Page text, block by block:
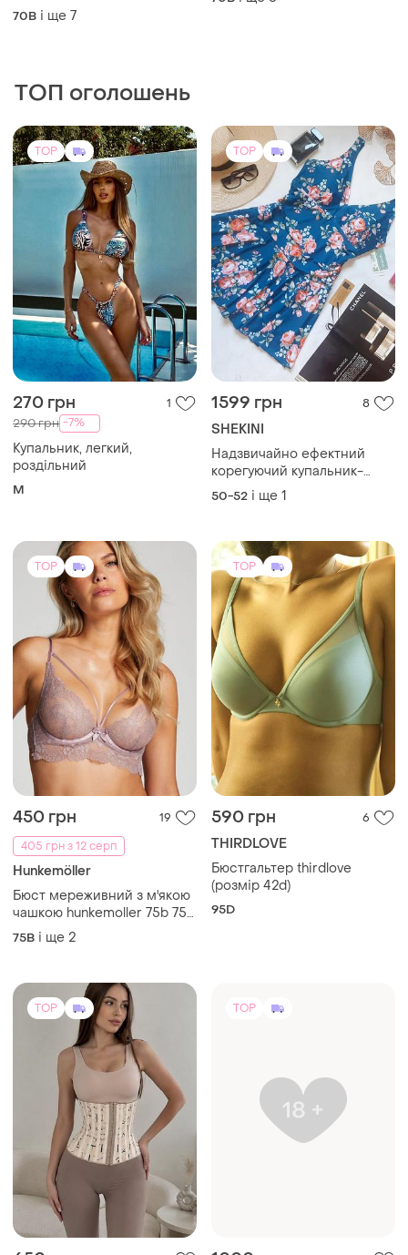
270 грн 1
290 грн -7%
Купальник, легкий,
роздільний
M
1599 грн 8
SHEKINI
Надзвичайно ефектний
корегуючий купальник-
сукня із квітковим принтом
50-52 і ще 1
TOP
450 грн
19
405 грн з 12 серп
Hunkemöller
Бюст мереживний з м'якою
80dі ще 2
TOP
590 грн 6
THIRDLOVE
Бюстгальтер thirdlove
(розмір 42d)
95D
TOP
650 грн
700 грн
585 грн з 12 серп
Коригуючий корсет